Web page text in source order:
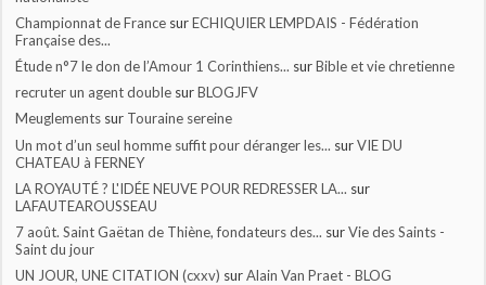
Championnat de France surECHIQUIER LEMPDAIS - Fédération
Française des...
Étude n°7 le don de l’Amour 1 Corinthiens... surBible et vie chretienne
recruter un agent double surBLOGJFV
Meuglements sur Touraine sereine
Un mot d’un seul homme suffit pour déranger les... surVIE DU
CHATEAU à FERNEY
LA ROYAUTÉ ? L'IDÉE NEUVE POUR REDRESSER LA... sur
LAFAUTEAROUSSEAU
7 août. Saint Gaëtan de Thiène, fondateurs des... surVie des Saints -
Saint du jour
UN JOUR, UNE CITATION (cxxv) surAlain Van Praet - BLOG